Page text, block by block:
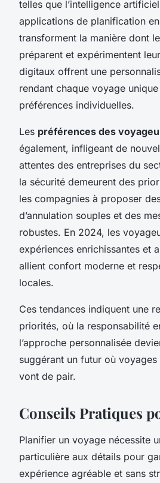
telles que l’intelligence
applications de planification
transforment la manière dont
préparent et expérimentent
digitaux offrent une
rendant chaque voyage
préférences individuelles.
Les préférences des
également, infligeant de
attentes des entreprises du
la sécurité demeurent des
les compagnies à proposer
d’annulation souples et des
robustes. En 2024, les
expériences enrichissantes et
allient confort moderne et
locales.
Ces tendances indiquent une
priorités, où la responsabilité
l’approche personnalisée
suggérant un futur où
vont de pair.
Conseils Pratiques
Planifier un voyage nécessite
particulière aux détails pour
expérience agréable et sans